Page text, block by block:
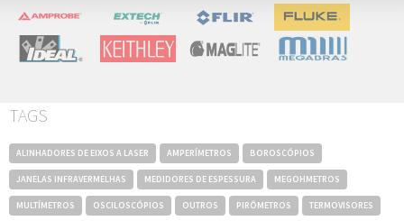
TAGS
ALINHADORES DE EIXOS A LASER AMPERÍMETROS BOROSCÓPIOS
JANELAS INFRAVERMELHAS MEDIDORES DE ESPESSURA MEGOHMETROS
MULTÍMETROS OSCILOSCÓPIOS OUTROS PIRÔMETROS TERMOVISORES